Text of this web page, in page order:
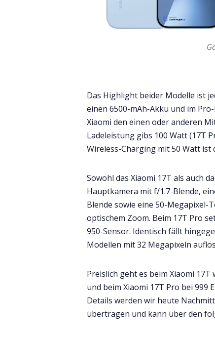
Das Highlight beider Modelle ist
einen 6500-mAh-Akku und im
Xiaomi den einen oder anderen
Ladeleistung gibs 100 Watt (17T
Wireless-Charging mit 50 Watt
Sowohl das Xiaomi 17T als auch
Hauptkamera mit f/1.7-Blende,
Blende sowie eine 50-Megapixel-
optischem Zoom. Beim 17T Pro
950-Sensor. Identisch fällt
Modellen mit 32 Megapixeln
Preislich geht es beim Xiaomi 17T
und beim Xiaomi 17T Pro bei 999
Details werden wir heute
übertragen und kann über den